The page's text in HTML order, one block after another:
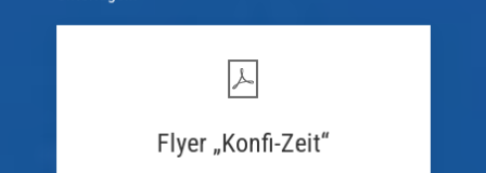
Flyer „Konfi-Zeit“